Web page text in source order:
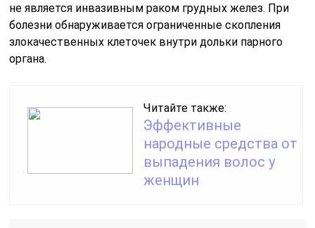
не является инвазивным раком грудных желез. При
болезни обнаруживается ограниченные скопления
злокачественных клеточек внутри дольки парного
органа.
Читайте также:
Эффективные
народные средства от
выпадения волос у
женщин